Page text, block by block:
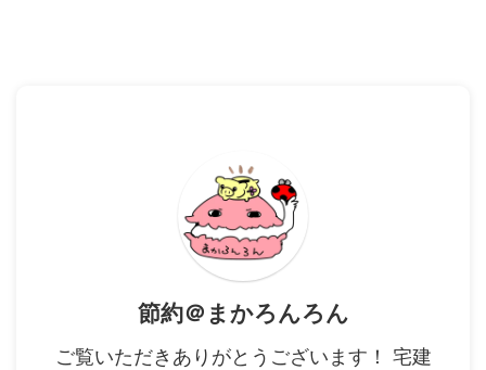
節約＠まかろんろん
ご覧いただきありがとうございます！ 宅建